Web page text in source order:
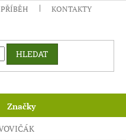
KONTAKTY
HLEDAT
Značky